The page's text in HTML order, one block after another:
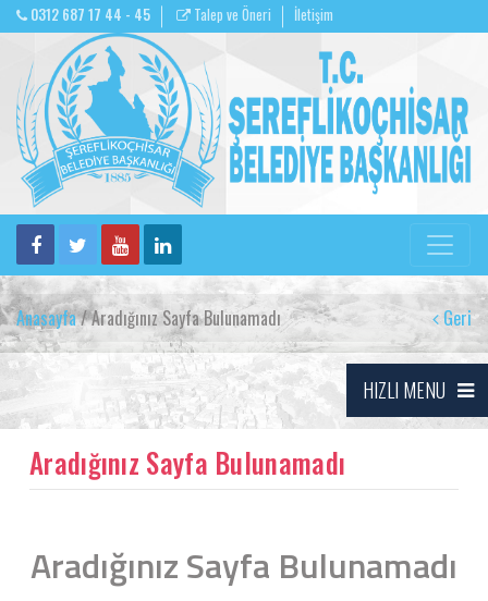
0312 687 17 44 - 45 Talep ve Öneri İletişim
Anasayfa/ Aradığınız Sayfa Bulunamadı Geri
HIZLI MENU
Aradığınız Sayfa Bulunamadı
Aradığınız Sayfa Bulunamadı